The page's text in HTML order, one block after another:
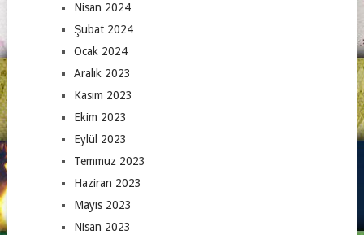
Nisan 2024
Şubat 2024
Ocak 2024
Aralık 2023
Kasım 2023
Ekim 2023
Eylül 2023
Temmuz 2023
Haziran 2023
Mayıs 2023
Nisan 2023